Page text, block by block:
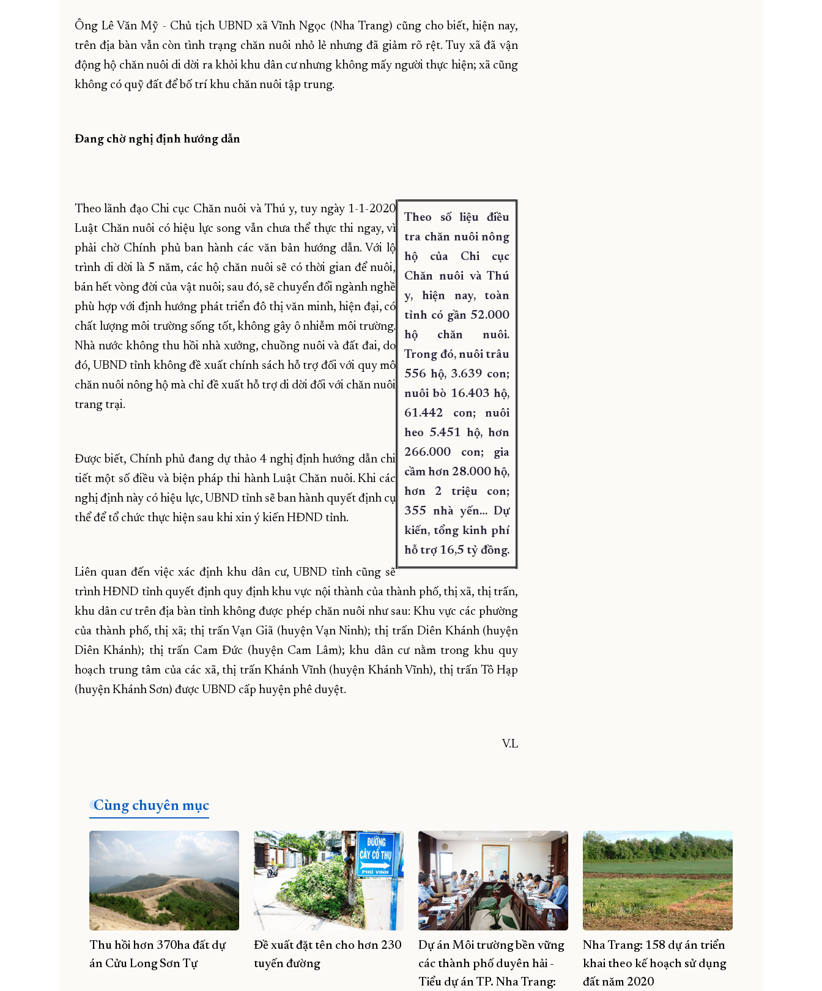
Ông Lê Văn Mỹ - Chủ tịch UBND xã Vĩnh Ngọc (Nha Trang) cũng cho biết, hiện nay,
trên địa bàn vẫn còn tình trạng chăn nuôi nhỏ lẻ nhưng đã giảm rõ rệt. Tuy xã đã vận
động hộ chăn nuôi di dời ra khỏi khu dân cư nhưng không mấy người thực hiện; xã cũng
không có quỹ đất để bố trí khu chăn nuôi tập trung.
Đang chờ nghị định hướng dẫn
Theo số liệu điều
tra chăn nuôi nông
hộ của Chi cục
Chăn nuôi và Thú
y, hiện nay, toàn
tỉnh có gần 52.000
hộ chăn nuôi.
Trong đó, nuôi trâu
556 hộ, 3.639 con;
nuôi bò 16.403 hộ,
61.442 con; nuôi
heo 5.451 hộ, hơn
266.000 con; gia
cầm hơn 28.000 hộ,
hơn 2 triệu con;
355 nhà yến… Dự
kiến, tổng kinh phí
hỗ trợ 16,5 tỷ đồng.
Theo lãnh đạo Chi cục Chăn nuôi và Thú y, tuy ngày 1-1-2020
Luật Chăn nuôi có hiệu lực song vẫn chưa thể thực thi ngay, vì
phải chờ Chính phủ ban hành các văn bản hướng dẫn. Với lộ
trình di dời là 5 năm, các hộ chăn nuôi sẽ có thời gian để nuôi,
bán hết vòng đời của vật nuôi; sau đó, sẽ chuyển đổi ngành nghề
phù hợp với định hướng phát triển đô thị văn minh, hiện đại, có
chất lượng môi trường sống tốt, không gây ô nhiễm môi trường.
Nhà nước không thu hồi nhà xưởng, chuồng nuôi và đất đai, do
đó, UBND tỉnh không đề xuất chính sách hỗ trợ đối với quy mô
chăn nuôi nông hộ mà chỉ đề xuất hỗ trợ di dời đối với chăn nuôi
trang trại.
Được biết, Chính phủ đang dự thảo 4 nghị định hướng dẫn chi
tiết một số điều và biện pháp thi hành Luật Chăn nuôi. Khi các
nghị định này có hiệu lực, UBND tỉnh sẽ ban hành quyết định cụ
thể để tổ chức thực hiện sau khi xin ý kiến HĐND tỉnh.
Liên quan đến việc xác định khu dân cư, UBND tỉnh cũng sẽ
trình HĐND tỉnh quyết định quy định khu vực nội thành của thành phố, thị xã, thị trấn,
khu dân cư trên địa bàn tỉnh không được phép chăn nuôi như sau: Khu vực các phường
của thành phố, thị xã; thị trấn Vạn Giã (huyện Vạn Ninh); thị trấn Diên Khánh (huyện
Diên Khánh); thị trấn Cam Đức (huyện Cam Lâm); khu dân cư nằm trong khu quy
hoạch trung tâm của các xã, thị trấn Khánh Vĩnh (huyện Khánh Vĩnh), thị trấn Tô Hạp
(huyện Khánh Sơn) được UBND cấp huyện phê duyệt.
V.L
Cùng chuyên mục
Thu hồi hơn 370ha đất dự
án Cửu Long Sơn Tự
Đề xuất đặt tên cho hơn 230
tuyến đường
Dự án Môi trường bền vững
các thành phố duyên hải -
Tiểu dự án TP. Nha Trang:
Nha Trang: 158 dự án triển
khai theo kế hoạch sử dụng
đất năm 2020